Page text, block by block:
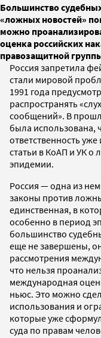
Большинство
«ложных новостей»
можно
оценка российских
правозащитной
Россия запретила
стали мировой
1991 года
распространять
сообщений». В
была использована,
ответственность
статьи в КоАП и УК о
эпидемии.
Россия — одна из
законы против
единственная, в
особенно в период
большинство
еще не завершены,
рассмотрения
что нельзя
международная
ньюс. Это можно
использования и
которые уже
суда по правам